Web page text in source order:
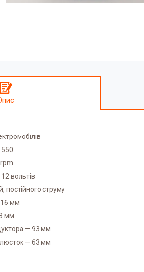
rpm
вольтів
постійного струму
16 мм
мм
— 93 мм
— 63 мм